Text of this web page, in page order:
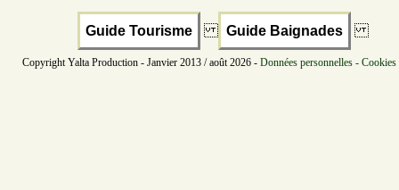
Guide Tourisme Guide Baignades
Copyright Yalta Production - Janvier 2013 / août 2026 - Données personnelles -